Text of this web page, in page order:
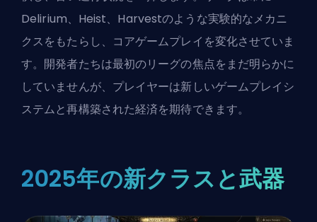
Delirium、Heist、Harvestのような実験的なメカニ
クスをもたらし、コアゲームプレイを変化させていま
す。開発者たちは最初のリーグの焦点をまだ明らかに
していませんが、プレイヤーは新しいゲームプレイシ
ステムと再構築された経済を期待できます。
2025年の新クラスと武器